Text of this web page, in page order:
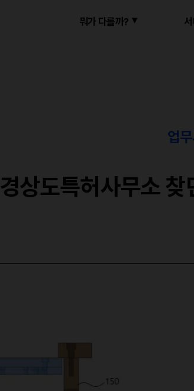
뭐가 다를까?
업무
경상도특허사무소